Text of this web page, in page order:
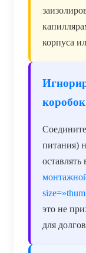
корпуса
питания)
это не
для